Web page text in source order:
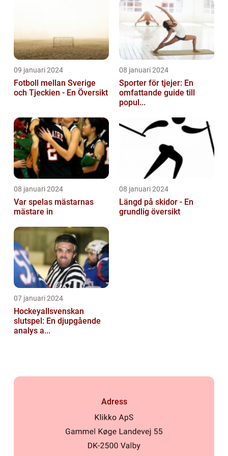
09 januari 2024
Fotboll mellan Sverige
och Tjeckien - En Översikt
08 januari 2024
Sporter för tjejer: En
omfattande guide till
popul...
08 januari 2024
Var spelas mästarnas
mästare in
08 januari 2024
Längd på skidor - En
grundlig översikt
07 januari 2024
Hockeyallsvenskan
slutspel: En djupgående
analys a...
Adress